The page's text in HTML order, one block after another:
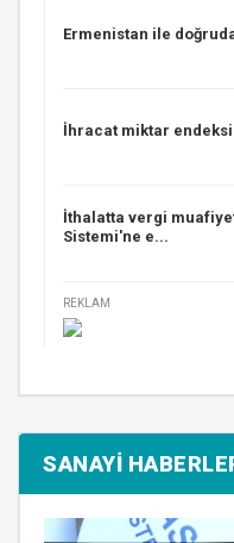
Ermenistan ile
İhracat miktar
İthalatta vergi
Sistemi'ne e...
REKLAM
SANAYİ